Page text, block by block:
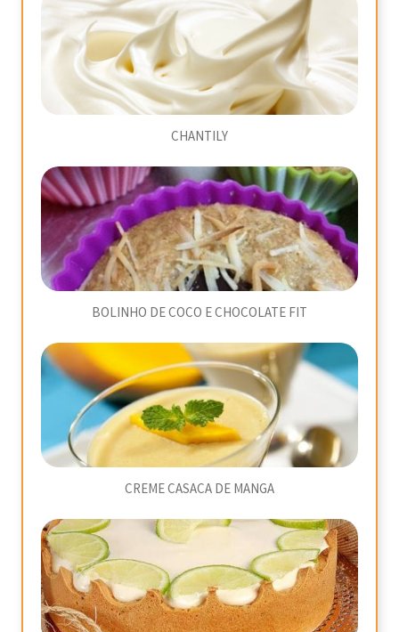
CHANTILY
BOLINHO DE COCO E CHOCOLATE FIT
CREME CASACA DE MANGA